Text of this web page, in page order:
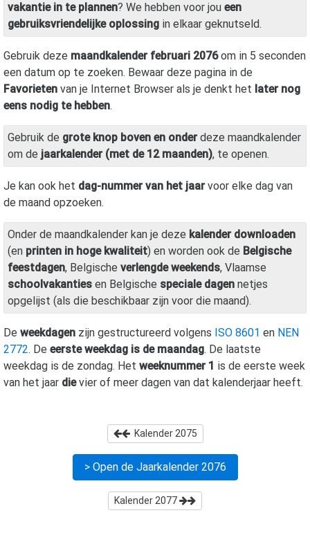
vakantie in te plannen? We hebben voor jou een
gebruiksvriendelijke oplossing in elkaar geknutseld.
Gebruik deze maandkalender februari 2076om in 5 seconden
een datum op te zoeken. Bewaar deze pagina in de
Favorieten van je Internet Browser als je denkt het later nog
eens nodig te hebben.
Gebruik de grote knop boven en onderdeze maandkalender
om de jaarkalender (met de 12 maanden), te openen.
Je kan ook het dag-nummer van het jaarvoor elke dag van
de maand opzoeken.
Onder de maandkalender kan je deze kalender downloaden
(en printen in hoge kwaliteit) en worden ook de Belgische
feestdagen, Belgische verlengde weekends, Vlaamse
schoolvakanties en Belgische speciale dagen netjes
opgelijst (als die beschikbaar zijn voor die maand).
De weekdagen zijn gestructureerd volgens ISO 8601 en NEN
2772. De eerste weekdag is de maandag. De laatste
weekdag is de zondag. Het weeknummer 1 is de eerste week
van het jaar dievier of meer dagen van dat kalenderjaar heeft.
Kalender 2075
> Open de Jaarkalender 2076
Kalender 2077